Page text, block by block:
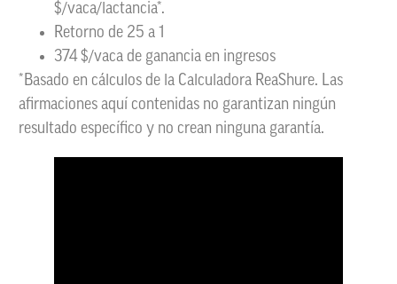
$/vaca/lactancia*.
Retorno de 25 a 1
374 $/vaca de ganancia en ingresos
*Basado en cálculos de la Calculadora ReaShure. Las
afirmaciones aquí contenidas no garantizan ningún
resultado específico y no crean ninguna garantía.